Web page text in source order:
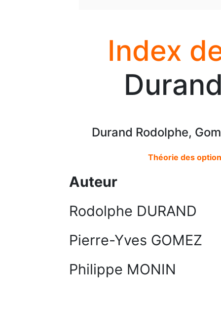
Index
Durand Rodolphe,
Théorie des
Auteur
Rodolphe DURAND
Pierre-Yves GOMEZ
Philippe MONIN